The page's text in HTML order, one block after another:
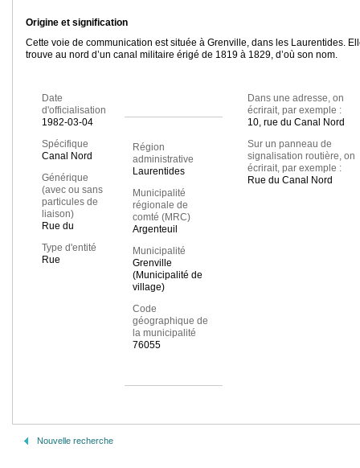
Origine et signification
Cette voie de communication est située à Grenville, dans les Laurentides.
trouve au nord d’un canal militaire érigé de 1819 à 1829, d’où son nom.
Date
d'officialisation
1982-03-04
Spécifique
Canal Nord
Générique
(avec ou sans
particules de
liaison)
Rue du
Type d'entité
Rue
Région
administrative
Laurentides
Municipalité
régionale de
comté (MRC)
Argenteuil
Municipalité
Grenville
(Municipalité de
village)
Code
géographique de
la municipalité
76055
Dans une adresse, on
écrirait, par exemple :
10, rue du Canal Nord
Sur un panneau de
signalisation routière, on
écrirait, par exemple :
Rue du Canal Nord
Nouvelle recherche